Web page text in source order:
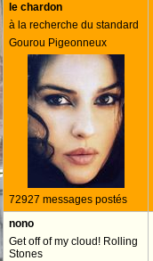
le chardon
à la recherche du standard
Gourou Pigeonneux
72927 messages postés
nono
Get off of my cloud! Rolling
Stones